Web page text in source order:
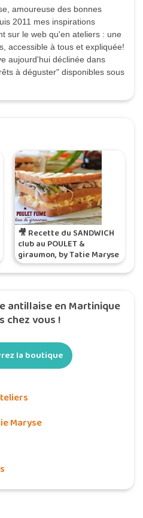
amoureuse des bonnes
2011 mes inspirations
sur le web qu'en ateliers : une
accessible à tous et expliquée!
aujourd'hui déclinée dans
à déguster" disponibles sous
🎥 Recette du SANDWICH
club au POULET &
giraumon, by Tatie Maryse
antillaise en Martinique
chez vous !
la boutique
Maryse